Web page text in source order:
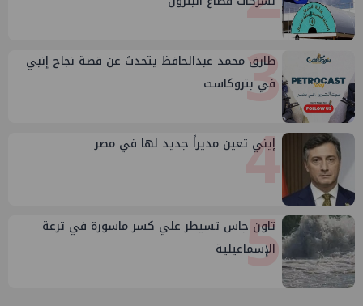
3
طارق محمد عبدالحافظ يتحدث عن قصة نجاح إنبي
في بتروكاست
4
إيني تعين مديراً جديد لها في مصر
5
تاون جاس تسيطر علي كسر ماسورة في ترعة
الإسماعيلية